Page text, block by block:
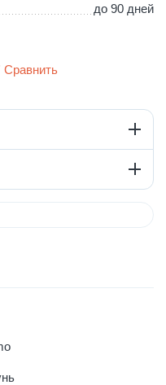
до 90 дней
Сравнить